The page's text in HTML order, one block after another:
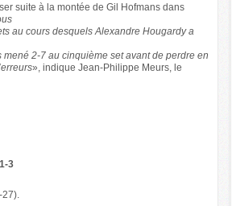
suite à la montée de Gil Hofmans dans
au cours desquels Alexandre Hougardy a
2-7 au cinquième set avant de perdre en
», indique Jean-Philippe Meurs, le
3
27).